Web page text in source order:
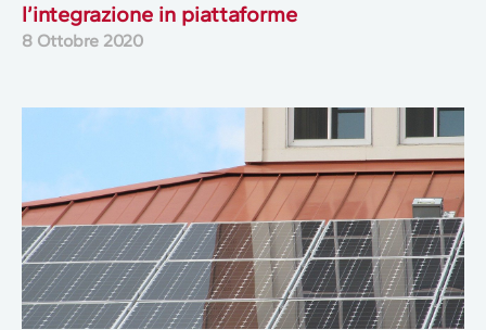
l’integrazione in piattaforme
8 Ottobre 2020